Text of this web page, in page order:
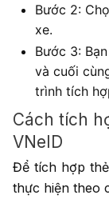
Bước 2:
xe.
Bước 3:
và cuối
trình tích
Cách tích
VNeID
Để tích hợp
thực hiện theo